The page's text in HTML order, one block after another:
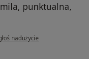
punktualna,
użytkownika Ilona
nadużycie